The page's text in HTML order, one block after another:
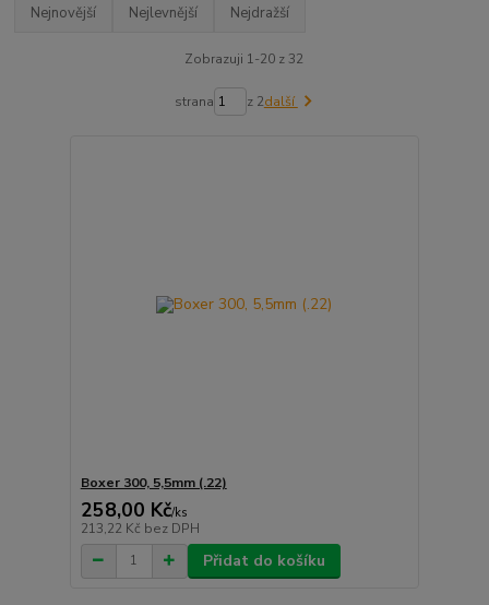
Nejnovější Nejlevnější Nejdražší
Zobrazuji 1-20 z 32
strana z 2další
Boxer 300, 5,5mm (.22)
258,00 Kč/ks
213,22 Kč bez DPH
Přidat do košíku